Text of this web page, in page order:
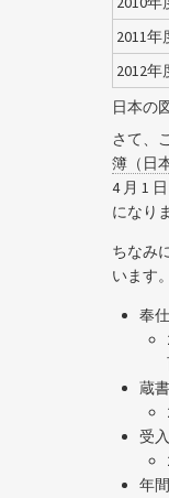
2011年
2012年
日本の
さて、
簿（日
4 月 1
になり
ちなみ
います。
奉
蔵
受
年